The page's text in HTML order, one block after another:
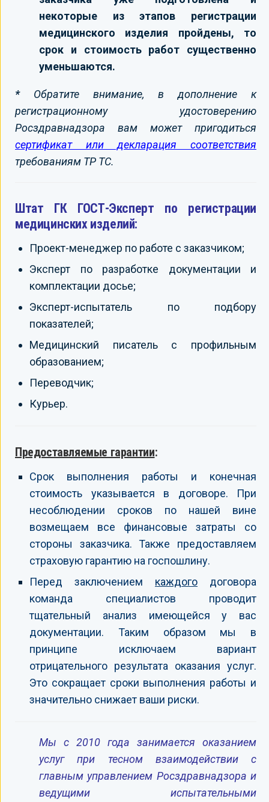
некоторые из этапов регистрации
медицинского изделия пройдены, то
срок и стоимость работ существенно
уменьшаются.
*Обратите внимание, в дополнение к
регистрационному удостоверению
Росздравнадзора вам может пригодиться
сертификат или декларация соответствия
требованиям ТР ТС.
Штат ГК ГОСТ-Эксперт по регистрации
медицинских изделий:
Проект-менеджер по работе с заказчиком;
Эксперт по разработке документации и
комплектации досье;
Эксперт-испытатель по подбору
показателей;
Медицинский писатель с профильным
образованием;
Переводчик;
Курьер.
Предоставляемые гарантии:
Срок выполнения работы и конечная
стоимость указывается в договоре. При
несоблюдении сроков по нашей вине
возмещаем все финансовые затраты со
стороны заказчика. Также предоставляем
страховую гарантию на госпошлину.
Перед заключением каждого договора
команда специалистов проводит
тщательный анализ имеющейся у вас
документации. Таким образом мы в
принципе исключаем вариант
отрицательного результата оказания услуг.
Это сокращает сроки выполнения работы и
значительно снижает ваши риски.
Мы с 2010 года занимается оказанием
услуг при тесном взаимодействии с
главным управлением Росздравнадзора и
ведущими испытательными